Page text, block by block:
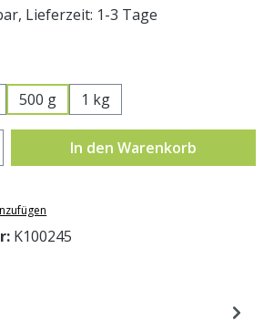
Lieferzeit: 1-3 Tage
500 g 1 kg
Gib den gewünschten
In den Warenkorb
K100245